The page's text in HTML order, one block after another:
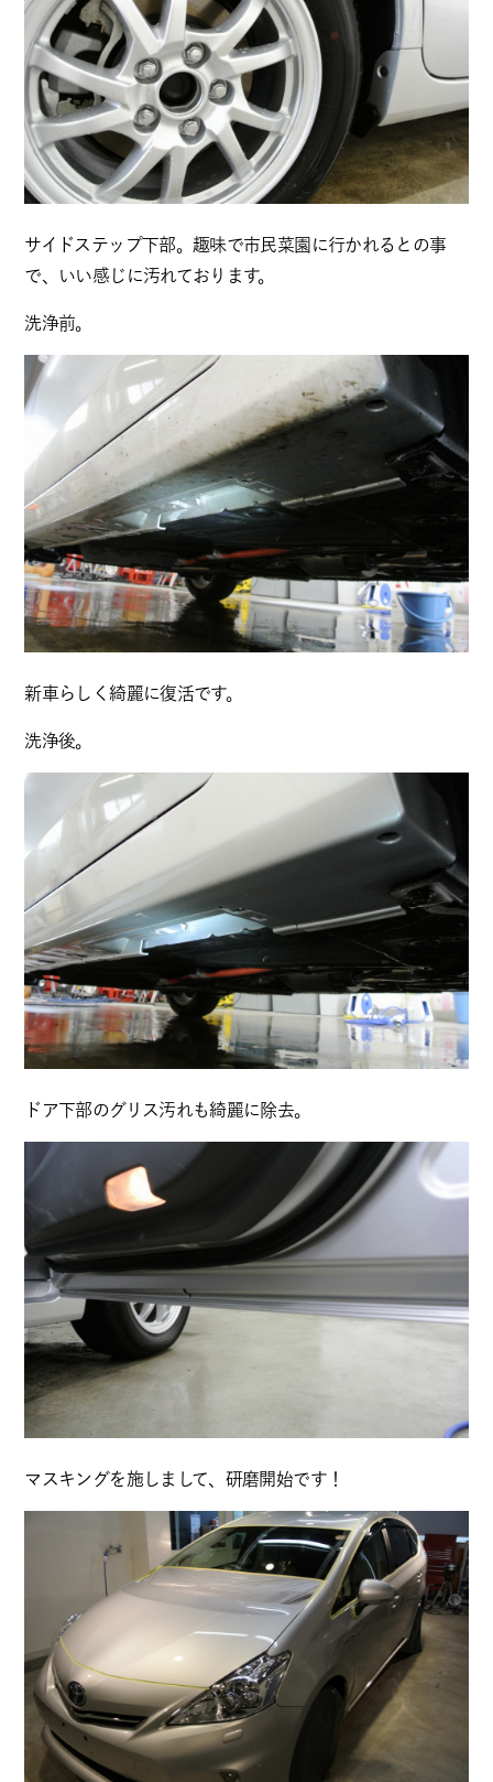
サイドステップ下部。趣味で市民菜園に行かれるとの事
で、いい感じに汚れております。
洗浄前。
新車らしく綺麗に復活です。
洗浄後。
ドア下部のグリス汚れも綺麗に除去。
マスキングを施しまして、研磨開始です！